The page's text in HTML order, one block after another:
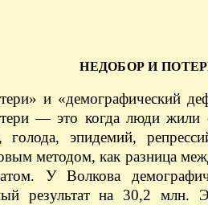
НЕДОБОР И
и «демографический
— это когда люди жили
голода, эпидемий,
методом, как разница
У Волкова
результат на 30,2 млн.